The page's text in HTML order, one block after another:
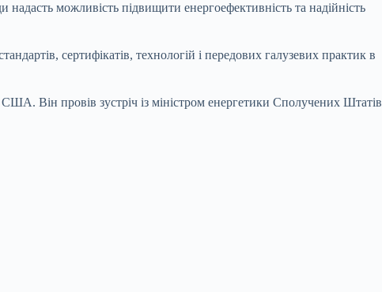
можливість підвищити енергоефективність та надійність
сертифікатів, технологій і передових галузевих практик в
Він провів зустріч із міністром енергетики Сполучених Штатів